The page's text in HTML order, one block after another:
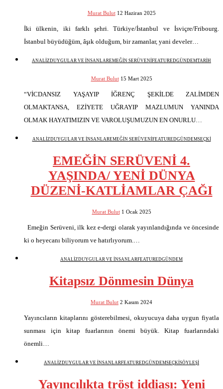
Murat Bulut 12 Haziran 2025
İki ülkenin, iki farklı şehri. Türkiye/İstanbul ve İsviçre/Fribourg.
İstanbul büyüdüğüm, âşık olduğum, bir zamanlar, yani develer…
ANALİZDUYGULAR VE İNSANLAREMEĞİN SERÜVENİFEATUREDGÜNDEMTARİH
Murat Bulut 15 Mart 2025
“VİCDANSIZ YAŞAYIP İĞRENÇ ŞEKİLDE ZALİMDEN
OLMAKTANSA, EZİYETE UĞRAYIP MAZLUMUN YANINDA
OLMAK HAYATIMIZIN VE VAROLUŞUMUZUN EN ONURLU…
ANALİZDUYGULAR VE İNSANLAREMEĞİN SERÜVENİFEATUREDGÜNDEMSEÇKİ
EMEĞİN SERÜVENİ 4.
YAŞINDA/ YENİ DÜNYA
DÜZENİ-KATLİAMLAR ÇAĞI
Murat Bulut 1 Ocak 2025
Emeğin Serüveni, ilk kez e-dergi olarak yayınlandığında ve öncesinde
ki o heyecanı biliyorum ve hatırlıyorum.…
ANALİZDUYGULAR VE İNSANLARFEATUREDGÜNDEM
Kitapsız Dönmesin Dünya
Murat Bulut 2 Kasım 2024
Yayıncıların kitaplarını gösterebilmesi, okuyucuya daha uygun fiyatla
sunması için kitap fuarlarının önemi büyük. Kitap fuarlarındaki
önemli…
ANALİZDUYGULAR VE İNSANLARFEATUREDGÜNDEMSEÇKİSÖYLEŞİ
Yayıncılıkta tröst iddiası: Yeni